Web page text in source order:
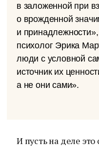
в заложенной при
о врожденной
и
психолог Эрика
люди с условной
источник их
а не они сами».
И пусть на деле